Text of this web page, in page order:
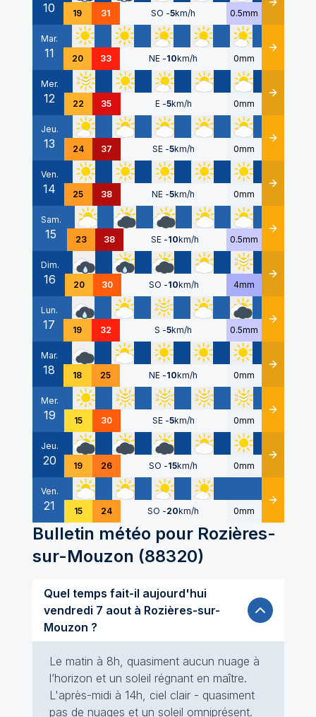
10 19 31 SO -5km/h 0.5mm Détails
Mar.
11 20 33 NE -10km/h 0mm Détails
Mer.
12 22 35 E -5km/h 0mm Détails
Jeu.
13 24 37 SE -5km/h 0mm Détails
Ven.
14 25 38 NE -5km/h 0mm Détails
Sam.
15 23 38 SE -10km/h 0.5mm Détails
Dim.
16 20 30 SO -10km/h 4mm Détails
Lun.
17 19 32 S -5km/h 0.5mm Détails
Mar.
18 18 25 NE -10km/h 0mm Détails
Mer.
19 15 30 SE -5km/h 0mm Détails
Jeu.
20 19 26 SO -15km/h 0mm Détails
Ven.
21 15 24 SO -20km/h 0mm Détails
Bulletin météo pour Rozières-
sur-Mouzon (88320)
Quel temps fait-il aujourd'hui
vendredi 7 aout à Rozières-sur-
Mouzon ?
Le matin à 8h, quasiment aucun nuage à
l’horizon et un soleil régnant en maître.
L'après-midi à 14h, ciel clair - quasiment
pas de nuages et un soleil omniprésent.